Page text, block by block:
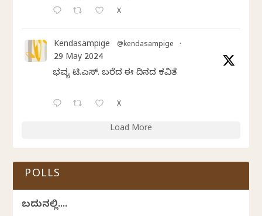
X
Kendasampige @kendasampige ·
29 May 2024
ಭವ್ಯ ಟಿ.ಎಸ್. ಬರೆದ ಈ ದಿನದ ಕವಿತೆ
X
Load More
POLLS
ಬದುಕಿನಲ್ಲಿ....